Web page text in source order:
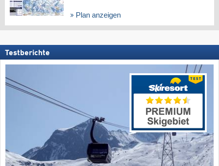
Plan anzeigen
Testberichte